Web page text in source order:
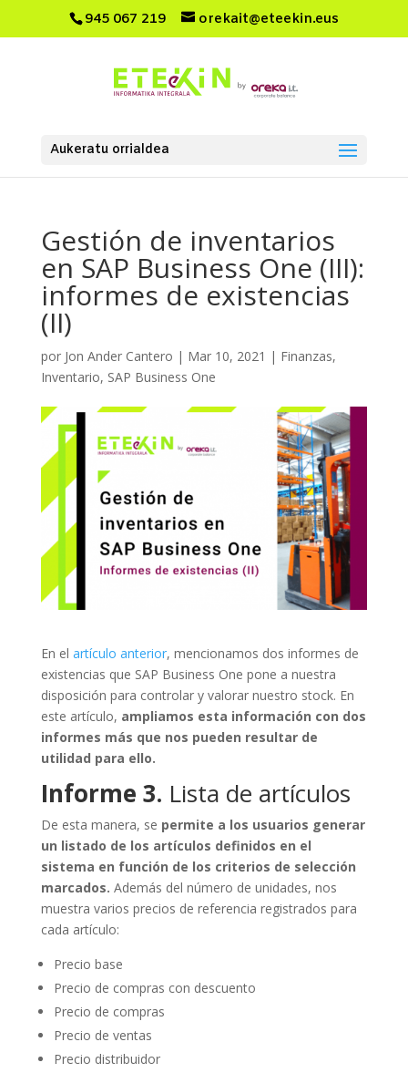
945 067 219 orekait@eteekin.eus
Aukeratu orrialdea
Gestión de inventarios
en SAP Business One (III):
informes de existencias
(II)
por Jon Ander Cantero | Mar 10, 2021 | Finanzas,
Inventario, SAP Business One
En el artículo anterior, mencionamos dos informes de
existencias que SAP Business One pone a nuestra
disposición para controlar y valorar nuestro stock. En
este artículo, ampliamos esta información con dos
informes más que nos pueden resultar de
utilidad para ello.
Informe 3. Lista de artículos
De esta manera, se permite a los usuarios generar
un listado de los artículos definidos en el
sistema en función de los criterios de selección
marcados. Además del número de unidades, nos
muestra varios precios de referencia registrados para
cada artículo:
Precio base
Precio de compras con descuento
Precio de compras
Precio de ventas
Precio distribuidor